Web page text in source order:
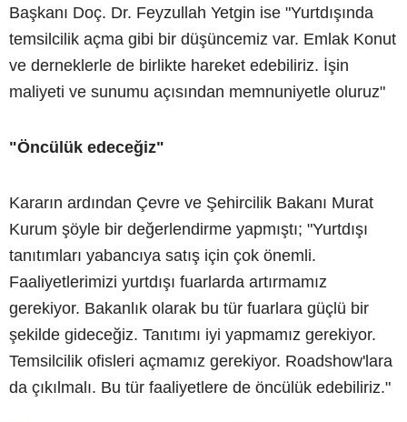
Başkanı Doç. Dr. Feyzullah Yetgin ise "Yurtdışında
temsilcilik açma gibi bir düşüncemiz var. Emlak Konut
ve derneklerle de birlikte hareket edebiliriz. İşin
maliyeti ve sunumu açısından memnuniyetle oluruz"
"Öncülük edeceğiz"
Kararın ardından Çevre ve Şehircilik Bakanı Murat
Kurum şöyle bir değerlendirme yapmıştı; "Yurtdışı
tanıtımları yabancıya satış için çok önemli.
Faaliyetlerimizi yurtdışı fuarlarda artırmamız
gerekiyor. Bakanlık olarak bu tür fuarlara güçlü bir
şekilde gideceğiz. Tanıtımı iyi yapmamız gerekiyor.
Temsilcilik ofisleri açmamız gerekiyor. Roadshow'lara
da çıkılmalı. Bu tür faaliyetlere de öncülük edebiliriz."